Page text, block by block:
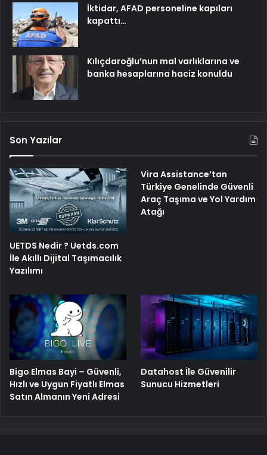
İktidar, AFAD personeline kapıları
kapattı…
Kılıçdaroğlu’nun mal varlıklarına ve
banka hesaplarına haciz konuldu
Son Yazılar
UETDS Nedir ? Uetds.com
İle Akıllı Dijital Taşımacılık
Yazılımı
Vira Assistance’tan
Türkiye Genelinde Güvenli
Araç Taşıma ve Yol Yardım
Atağı
Bigo Elmas Bayi – Güvenli,
Hızlı ve Uygun Fiyatlı Elmas
Satın Almanın Yeni Adresi
Datahost İle Güvenilir
Sunucu Hizmetleri